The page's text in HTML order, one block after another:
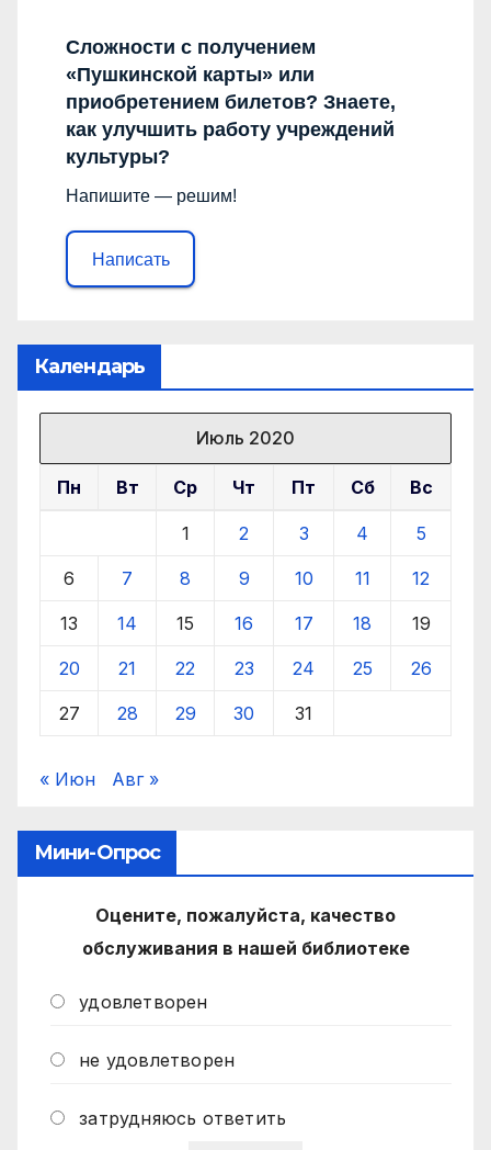
Сложности с получением
«Пушкинской карты» или
приобретением билетов? Знаете,
как улучшить работу учреждений
культуры?
Напишите — решим!
Написать
Календарь
Июль 2020
Пн Вт Ср Чт Пт Сб Вс
1 2 3 4 5
6 7 8 9 10 11 12
13 14 15 16 17 18 19
20 21 22 23 24 25 26
27 28 29 30 31
« Июн Авг »
Мини-Опрос
Оцените, пожалуйста, качество
обслуживания в нашей библиотеке
удовлетворен
не удовлетворен
затрудняюсь ответить